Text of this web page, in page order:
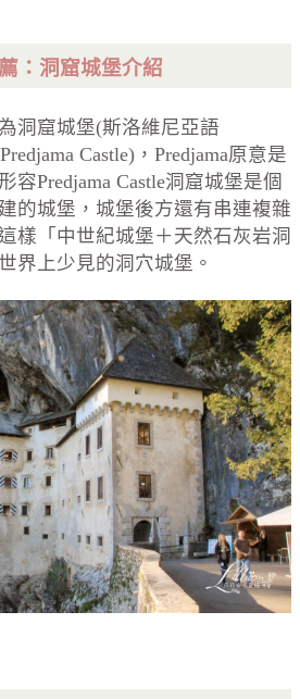
：洞窟城堡介紹
洞窟城堡(斯洛維尼亞語
Castle)，Predjama原意是
容Predjama Castle洞窟城堡是個
的城堡，城堡後方還有串連複雜
樣「中世紀城堡＋天然石灰岩洞
界上少見的洞穴城堡。